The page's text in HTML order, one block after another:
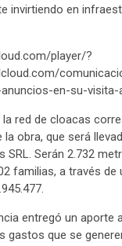
invirtiendo en
player/?
en-su-
red de cloacas
la obra, que será
SRL. Serán 2.732
familias, a través de
entregó un aporte
gastos que se